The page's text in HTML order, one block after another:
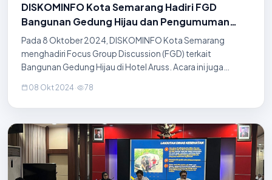
DISKOMINFO Kota Semarang Hadiri FGD
Bangunan Gedung Hijau dan Pengumuman
Pemenang Sayembara Desain di Hotel Aruss
Pada 8 Oktober 2024, DISKOMINFO Kota Semarang
menghadiri Focus Group Discussion (FGD) terkait
Bangunan Gedung Hijau di Hotel Aruss. Acara ini juga
Sayembara Desain Bangunan Gedung Hijau tahun 2024
untuk Kantor
08 Okt 2024 · 78